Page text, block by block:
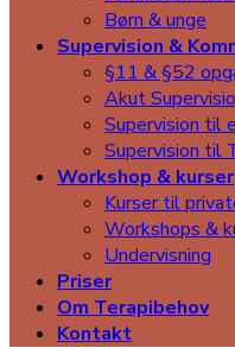
Børn & unge
Supervision &
§11 & §52
Akut
Supervision til
Supervision til
Workshop & kurser
Kurser til
Workshops &
Undervisning
Priser
Om Terapibehov
Kontakt